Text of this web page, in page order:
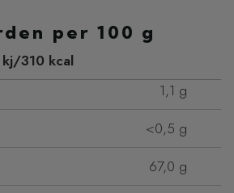
per 100 g
310 kcal
1,1 g
<0,5 g
67,0 g